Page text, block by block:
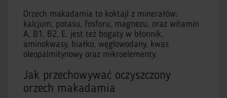
Orzech makadamia to koktajl z minerałów:
kalcjum, potasu, fosforu, magnezu, oraz witamin
A, B1, B2, E. jest też bogaty w błonnik,
aminokwasy, białko, węglowodany, kwas
oleopalmitynowy oraz mikroelementy.
Jak przechowywać oczyszczony
orzech makadamia